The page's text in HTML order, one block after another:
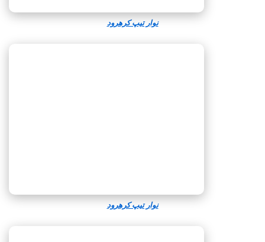
نوار تیپ کرهرود
نوار تیپ کرهرود